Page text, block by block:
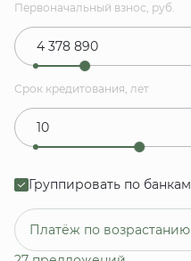
Первоначальный взнос, руб.
Срок кредитования, лет
Группировать по банкам
Платёж по возрастанию